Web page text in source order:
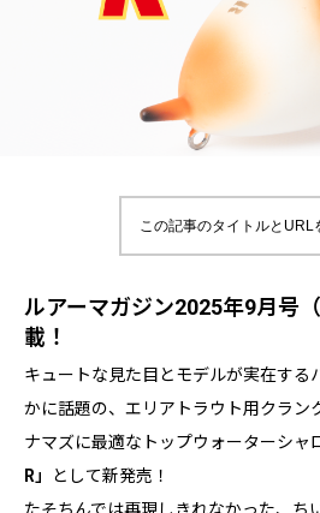
この記事のタイトルとURL
ルアーマガジン2025年9月号
載！
キュートな見た目とモデルが実在する
かに話題の、エリアトラウト用クラン
ナマズに最適なトップウォーターシャ
R」
として新発売！
たそちんでは再現しきれなかった、ち